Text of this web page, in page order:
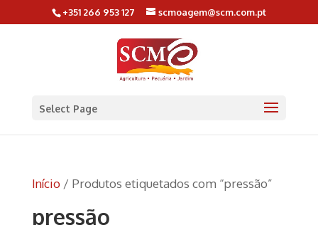
+351 266 953 127 scmoagem@scm.com.pt
Select Page
Início/ Produtos etiquetados com “pressão”
pressão